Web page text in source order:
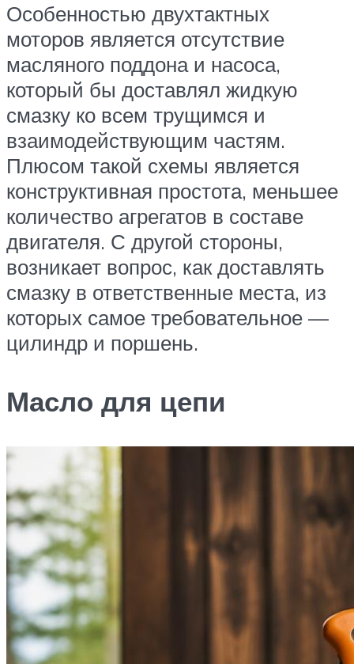
Особенностью двухтактных
моторов является отсутствие
масляного поддона и насоса,
который бы доставлял жидкую
смазку ко всем трущимся и
взаимодействующим частям.
Плюсом такой схемы является
конструктивная простота, меньшее
количество агрегатов в составе
двигателя. С другой стороны,
возникает вопрос, как доставлять
смазку в ответственные места, из
которых самое требовательное —
цилиндр и поршень.
Масло для цепи